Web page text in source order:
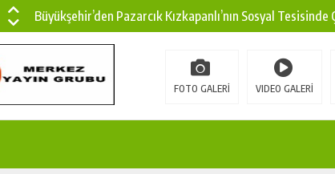
Büyükşehir’den Pazarcık Kızkapanlı’nın Sosyal
Büyükşehir’den Pazarcık Kırsalına Modern Ulaşım Yatırımı.
Çin’den KSÜ’ye Uluslararası Başarı: Edinilen Bilgi Türk
FOTO GALERİ VIDEO GALERİ